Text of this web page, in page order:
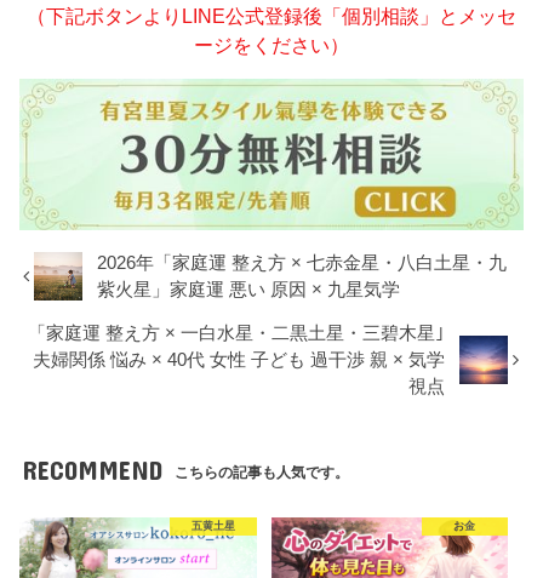
（下記ボタンよりLINE公式登録後「個別相談」とメッセ
ージをください）
2026年「家庭運 整え方 × 七赤金星・八白土星・九
紫火星」家庭運 悪い 原因 × 九星気学
「家庭運 整え方 × 一白水星・二黒土星・三碧木星｣
夫婦関係 悩み × 40代 女性 子ども 過干渉 親 × 気学
視点
RECOMMEND こちらの記事も人気です。
五黄土星 お金